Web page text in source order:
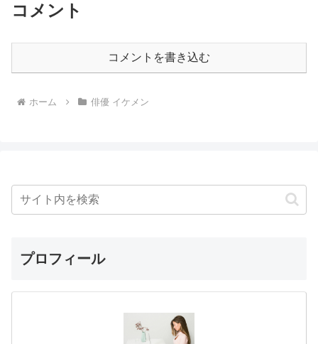
コメント
コメントを書き込む
ホーム 俳優 イケメン
プロフィール